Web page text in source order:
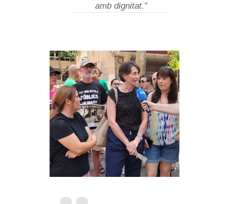
amb dignitat.”